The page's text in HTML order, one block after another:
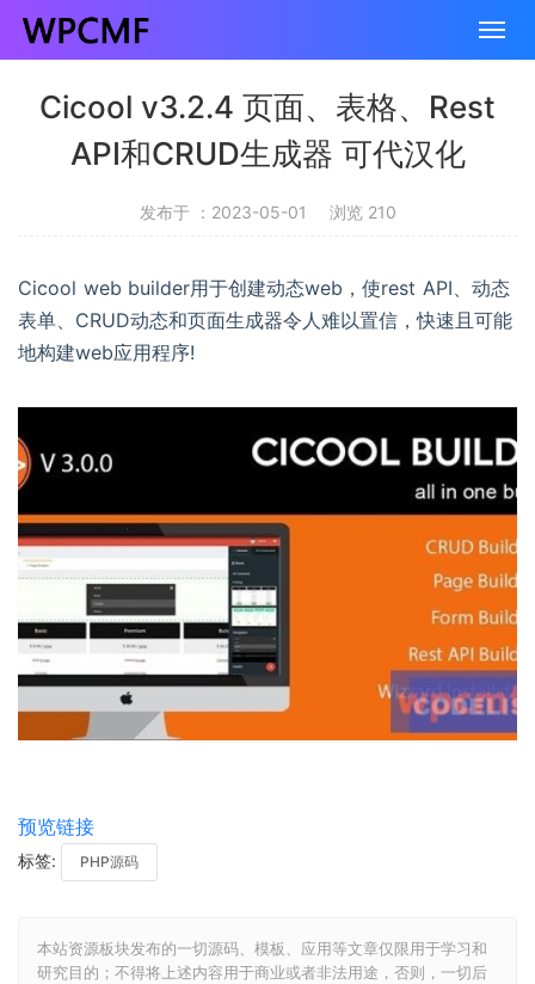
Cicool v3.2.4 页面、表格、Rest
API和CRUD生成器 可代汉化
发布于 ：2023-05-01 浏览 210
Cicool web builder用于创建动态web，使rest API、动态
表单、CRUD动态和页面生成器令人难以置信，快速且可能
地构建web应用程序!
预览链接
标签: PHP源码
本站资源板块发布的一切源码、模板、应用等文章仅限用于学习和
研究目的；不得将上述内容用于商业或者非法用途，否则，一切后